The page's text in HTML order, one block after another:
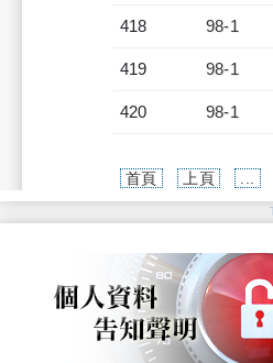
418 98-1
419 98-1
420 98-1
首頁 上頁